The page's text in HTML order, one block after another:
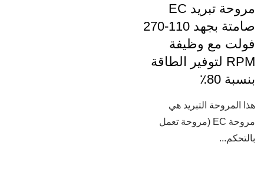
مروحة تبريد EC
صامتة بجهد 110-270
فولت مع وظيفة
RPM لتوفير الطاقة
بنسبة 80٪
هذا المروحة التبريد هي
مروحة EC (مروحة تعمل
بالتحكم...